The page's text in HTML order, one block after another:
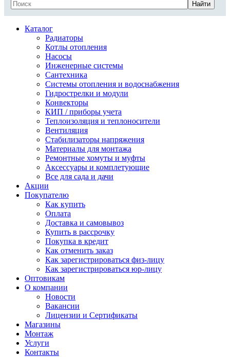
Найти
Каталог
Радиаторы
Котлы отопления
Насосы
Инженерные системы
Сантехника
Системы отопления и водоснабжения
Гидрострелки и модули
Конвекторы
КИП / приборы учета
Теплоизоляция и теплоносители
Вентиляция
Стабилизаторы напряжения
Материалы для монтажа
Ремонтные хомуты и муфты
Аксессуары и комплетующие
Все для сада и дачи
Акции
Покупателю
Как купить
Оплата
Доставка и самовывоз
Купить в рассрочку
Покупка в кредит
Как отменить заказ
Как зарегистрироваться физ-лицу
Как зарегистрироваться юр-лицу
Оптовикам
О компании
Новости
Вакансии
Лицензии и Сертификаты
Магазины
Монтаж
Услуги
Контакты